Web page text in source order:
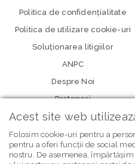
Politica de confidenţialitate
Politica de utilizare cookie-uri
Soluționarea litigiilor
ANPC
Despre Noi
Parteneri
Acest site web
Folosim cookie-uri pentru a
pentru a oferi funcții de social
nostru. De asemenea,